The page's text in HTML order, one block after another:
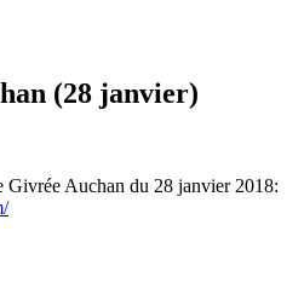
(28 janvier)
Givrée Auchan du 28 janvier 2018: